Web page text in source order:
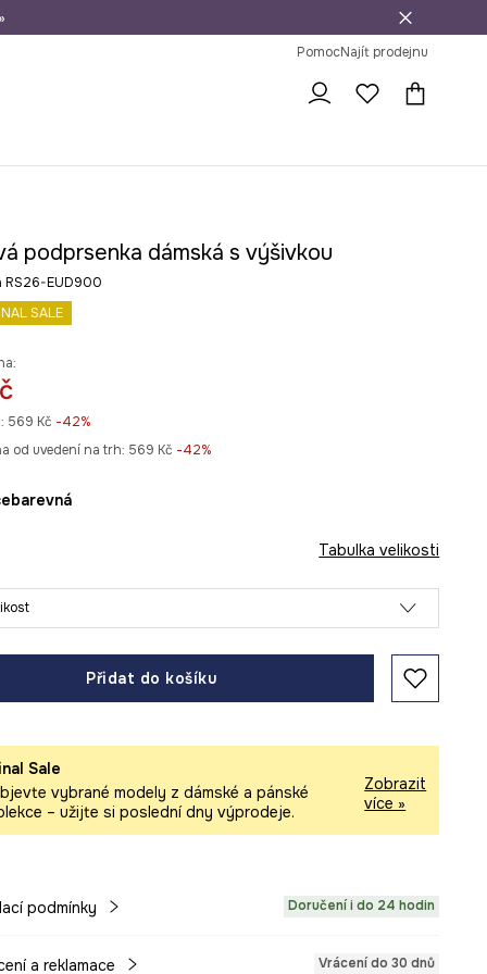
na vrácení zboží
PomocNajít prodejnu
podprsenka dámská s výšivkou
RS26-EUD900
SALE
569 Kč -42%
od uvedení na trh: 569 Kč -42%
Tabulka velikosti
Přidat do košíku
Sale
vybrané modely z dámské a pánské
– užijte si poslední dny výprodeje.
Zobrazit
více »
podmínky Doručení i do 24 hodin
a reklamace Vrácení do 30 dnů